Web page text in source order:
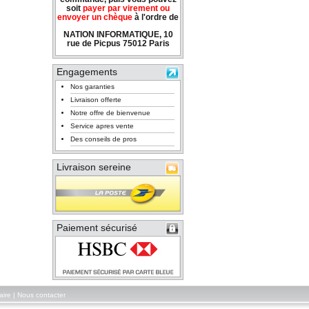
soit payer par virement ou
envoyer un chèque à l'ordre de
NATION INFORMATIQUE, 10
rue de Picpus 75012 Paris
Engagements
Nos garanties
Livraison offerte
Notre offre de bienvenue
Service apres vente
Des conseils de pros
Livraison sereine
Paiement sécurisé
Nous contacter